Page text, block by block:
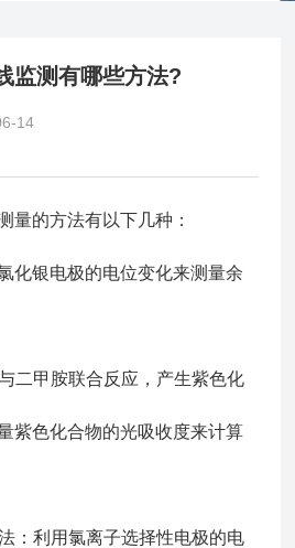
监测有哪些方法?
14
的方法有以下几种：
化银电极的电位变化来测量余
二甲胺联合反应，产生紫色化
紫色化合物的光吸收度来计算
：利用氯离子选择性电极的电